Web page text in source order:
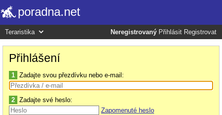
poradna.net
Neregistrovaný Přihlásit Registrovat
Přihlášení
1 Zadajte svou přezdívku nebo e-mail:
2 Zadajte své heslo:
Zapomenuté heslo